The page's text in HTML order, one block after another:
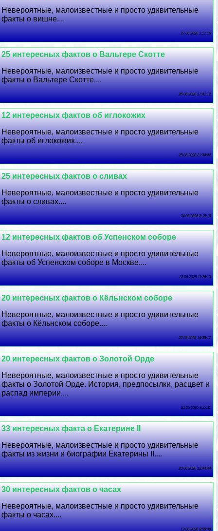
Невероятные, малоизвестные и просто удивительные
факты о вишне....
27 06 2026 1:17:16
25 интересных фактов о Вальтере Скотте
Невероятные, малоизвестные и просто удивительные
факты о Вальтере Скотте....
26 06 2026 17:41:12
12 интересных фактов об иглокожих
Невероятные, малоизвестные и просто удивительные
факты об иглокожих....
25 06 2026 21:34:22
25 интересных фактов о сливах
Невероятные, малоизвестные и просто удивительные
факты о сливах....
24 06 2026 2:15:16
12 интересных фактов об Успенском соборе
Невероятные, малоизвестные и просто удивительные
факты об Успенском соборе в Москве....
23 06 2026 11:26:13
20 интересных фактов о Кёльнском соборе
Невероятные, малоизвестные и просто удивительные
факты о Кёльнском соборе....
22 06 2026 14:38:17
20 интересных фактов о Золотой Орде
Невероятные, малоизвестные и просто удивительные
факты о Золотой Орде. История, предпосылки, расцвет и
распад империи....
21 06 2026 9:22:11
33 интересных факта о Екатерине II
Невероятные, малоизвестные и просто удивительные
факты из жизни и биографии Екатерины II....
20 06 2026 12:44:44
30 интересных фактов о часах
Невероятные, малоизвестные и просто удивительные
факты о часах....
19 06 2026 8:58:49